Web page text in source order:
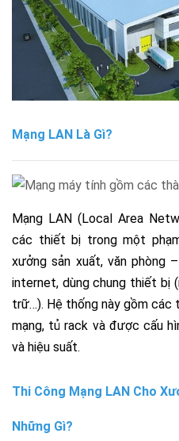
Mạng LAN Là Gì?
Mạng LAN (Local Area
các thiết bị trong một
xưởng sản xuất, văn phòng
internet, dùng chung thiết bị
trữ…). Hệ thống này gồm các
mạng, tủ rack và được cấu
và hiệu suất.
Thi Công Mạng LAN Cho
Những Gì?